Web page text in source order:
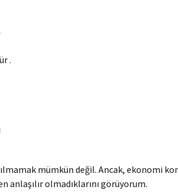
.
mümkün değil. Ancak, ekonomi
anlaşılır olmadıklarını görüyorum.